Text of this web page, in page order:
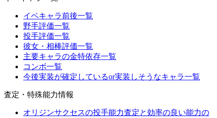
イベキャラ前後一覧
野手評価一覧
投手評価一覧
彼女・相棒評価一覧
主要キャラの金特依存一覧
コンボ一覧
今後実装が確定しているor実装しそうなキャラ一覧
査定・特殊能力情報
オリジンサクセスの投手能力査定と効率の良い能力の